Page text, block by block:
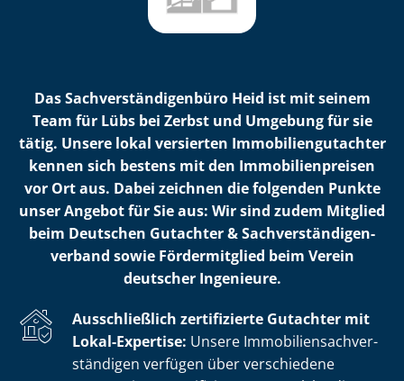
Das Sach­ver­stän­di­gen­bü­ro Heid ist mit seinem
Team für Lübs bei Zerbst und Umgebung für sie
tätig. Unsere lokal versierten Im­mo­bi­li­en­gut­ach­ter
kennen sich bestens mit den Im­mo­bi­li­en­prei­sen
vor Ort aus. Dabei zeichnen die folgenden Punkte
unser Angebot für Sie aus: Wir sind zudem Mitglied
beim Deutschen Gutachter & Sach­ver­stän­di­gen­
ver­band sowie Fördermitglied beim Verein
deutscher Ingenieure.
Ausschließlich zertifizierte Gutachter mit
Lokal-Expertise: Unsere Im­mo­bi­li­en­sach­ver­
stän­di­gen verfügen über verschiedene